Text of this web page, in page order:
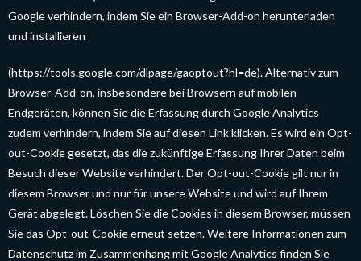
Google verhindern, indem Sie ein Browser-Add-on herunterladen
und installieren
(https://tools.google.com/dlpage/gaoptout?hl=de). Alternativ zum
Browser-Add-on, insbesondere bei Browsern auf mobilen
Endgeräten, können Sie die Erfassung durch Google Analytics
zudem verhindern, indem Sie auf diesen Link klicken. Es wird ein Opt-
out-Cookie gesetzt, das die zukünftige Erfassung Ihrer Daten beim
Besuch dieser Website verhindert. Der Opt-out-Cookie gilt nur in
diesem Browser und nur für unsere Website und wird auf Ihrem
Gerät abgelegt. Löschen Sie die Cookies in diesem Browser, müssen
Sie das Opt-out-Cookie erneut setzen. Weitere Informationen zum
Datenschutz im Zusammenhang mit Google Analytics finden Sie